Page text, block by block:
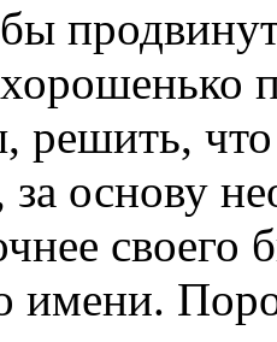
решить,
основу
своего
имени.